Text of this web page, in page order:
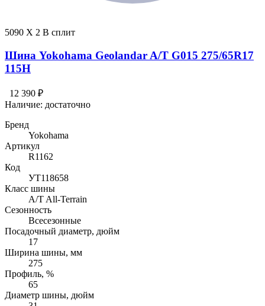
5090 X 2 В сплит
Шина Yokohama Geolandar A/T G015 275/65R17
115H
12 390 ₽
Наличие: достаточно
Бренд
Yokohama
Артикул
R1162
Код
УТ118658
Класс шины
A/T All-Terrain
Сезонность
Всесезонные
Посадочный диаметр, дюйм
17
Ширина шины, мм
275
Профиль, %
65
Диаметр шины, дюйм